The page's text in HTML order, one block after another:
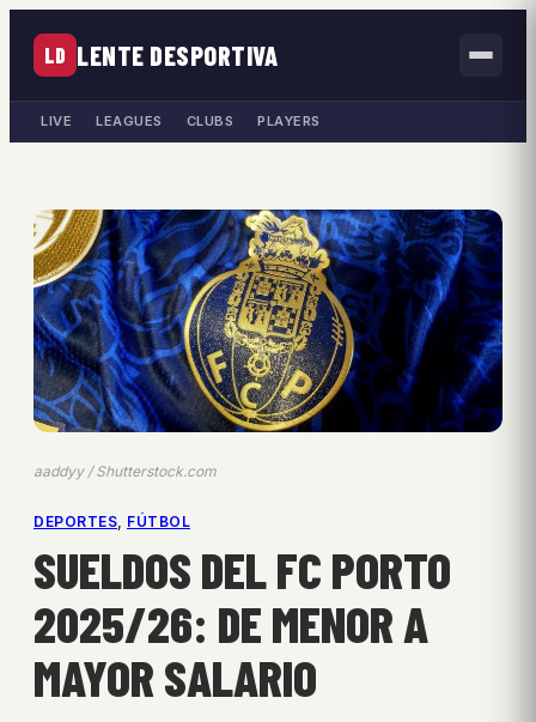
LD LENTE DESPORTIVA
LIVE LEAGUES CLUBS PLAYERS
aaddyy / Shutterstock.com
DEPORTES FÚTBOL
SUELDOS DEL FC PORTO
2025/26: DE MENOR A
MAYOR SALARIO